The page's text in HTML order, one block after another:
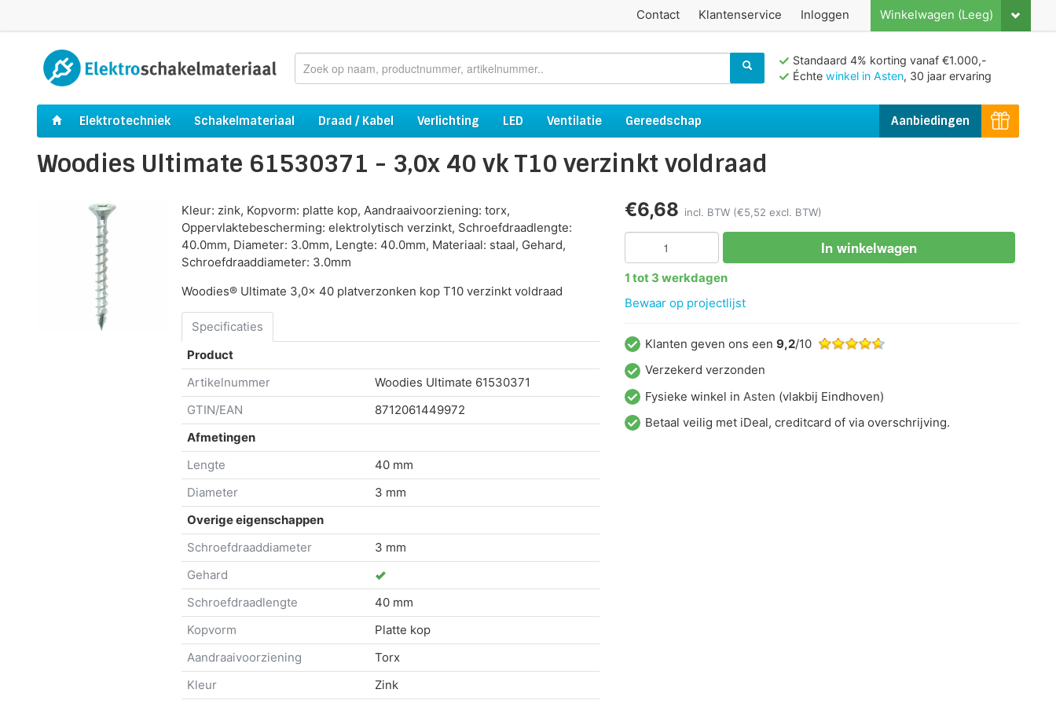
Winkelwagen (Leeg)
Inloggen
Klantenservice
Contact
Standaard 4% korting vanaf €1.000,-
Échte winkel in Asten, 30 jaar ervaring
Elektrotechniek Schakelmateriaal Draad / Kabel Verlichting LED Aanbiedingen
Ventilatie Gereedschap
Woodies Ultimate 61530371 - 3,0x 40 vk T10 verzinkt voldraad
Kleur: zink, Kopvorm: platte kop, Aandraaivoorziening: torx,
Oppervlaktebescherming: elektrolytisch verzinkt, Schroefdraadlengte:
40.0mm, Diameter: 3.0mm, Lengte: 40.0mm, Materiaal: staal, Gehard,
Schroefdraaddiameter: 3.0mm
Woodies® Ultimate 3,0x 40 platverzonken kop T10 verzinkt voldraad
Specificaties
Product
Artikelnummer
Woodies Ultimate 61530371
GTIN/EAN
8712061449972
Afmetingen
Lengte
40 mm
Diameter
3 mm
Overige eigenschappen
Schroefdraaddiameter
3 mm
Gehard
Schroefdraadlengte
40 mm
Kopvorm
Platte kop
Aandraaivoorziening
Torx
Kleur
Zink
€6,68 incl. BTW (€5,52 excl. BTW)
In winkelwagen
1 tot 3 werkdagen
Bewaar op projectlijst
Klanten geven ons een 9,2/10
Verzekerd verzonden
Fysieke winkel in Asten (vlakbij Eindhoven)
Betaal veilig met iDeal, creditcard of via overschrijving.